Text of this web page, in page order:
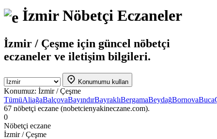
İzmir Nöbetçi Eczaneler
İzmir / Çeşme için güncel nöbetçi
eczaneler ve iletişim bilgileri.
Konumumu kullan
Konumuz: İzmir / Çeşme
TümüAliağaBalçovaBayındırBayraklıBergamaBeydağBornovaBuca
67 nöbetçi eczane (nobetcienyakineczane.com).
0
Nöbetçi eczane
İzmir / Çeşme